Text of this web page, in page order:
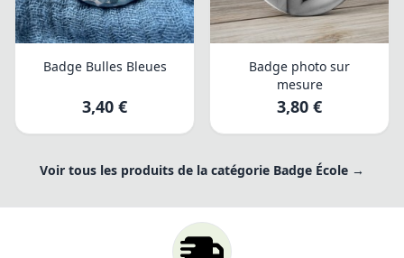
Badge Bulles Bleues
3,40 €
Badge photo sur
mesure
3,80 €
Voir tous les produits de la catégorie Badge École →